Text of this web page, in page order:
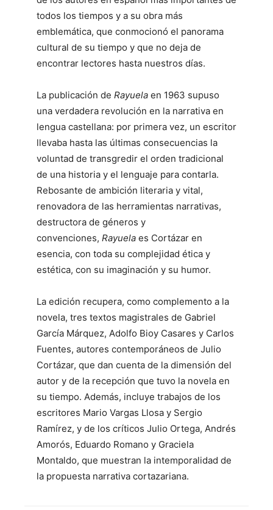
todos los tiempos y a su obra más
emblemática, que conmocionó el panorama
cultural de su tiempo y que no deja de
encontrar lectores hasta nuestros días.
La publicación de Rayuela en 1963 supuso
una verdadera revolución en la narrativa en
lengua castellana: por primera vez, un escritor
llevaba hasta las últimas consecuencias la
voluntad de transgredir el orden tradicional
de una historia y el lenguaje para contarla.
Rebosante de ambición literaria y vital,
renovadora de las herramientas narrativas,
destructora de géneros y
convenciones, Rayuela es Cortázar en
esencia, con toda su complejidad ética y
estética, con su imaginación y su humor.
La edición recupera, como complemento a la
novela, tres textos magistrales de Gabriel
García Márquez, Adolfo Bioy Casares y Carlos
Fuentes, autores contemporáneos de Julio
Cortázar, que dan cuenta de la dimensión del
autor y de la recepción que tuvo la novela en
su tiempo. Además, incluye trabajos de los
escritores Mario Vargas Llosa y Sergio
Ramírez, y de los críticos Julio Ortega, Andrés
Amorós, Eduardo Romano y Graciela
Montaldo, que muestran la intemporalidad de
la propuesta narrativa cortazariana.